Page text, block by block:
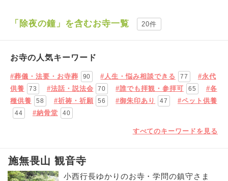
「除夜の鐘」を含むお寺一覧 20件
お寺の人気キーワード
#葬儀・法要・お寺葬 90 #人生・悩み相談できる 77
#永代
供養
73 #法話・説法会 70 #誰でも拝観・参拝可 65
#各
種供養
58 #祈祷・祈願 56 #御朱印あり 47 #ペット供養
44 #納骨堂 40
すべてのキーワードを見る
施無畏山 観音寺
小西行長ゆかりのお寺・学問の鎮守さま